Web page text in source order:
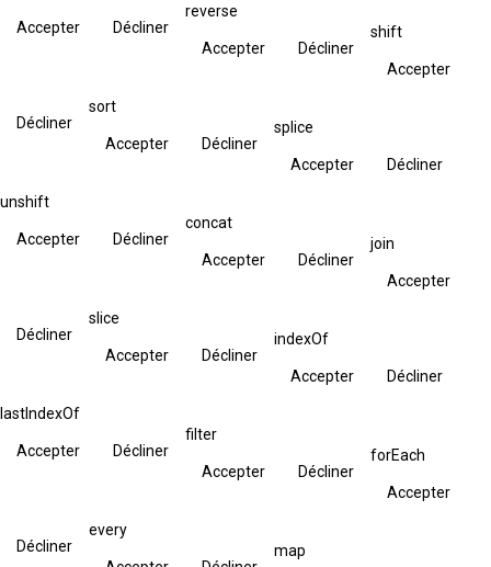
Accepter Décliner
reverse
Accepter Décliner
shift
Accepter
Décliner
sort
Accepter Décliner
splice
Accepter Décliner
unshift
Accepter Décliner
concat
Accepter Décliner
join
Accepter
Décliner
slice
Accepter Décliner
indexOf
Accepter Décliner
lastIndexOf
Accepter Décliner
filter
Accepter Décliner
forEach
Accepter
Décliner
every
map